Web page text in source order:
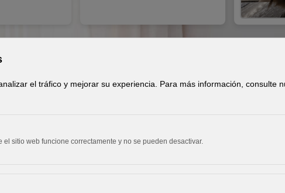
Todos los derechos reservados. |Política de Cookies|Aviso Legal
el tráfico y mejorar su experiencia. Para más información, consulte
el sitio web funcione correctamente y no se pueden desactivar.